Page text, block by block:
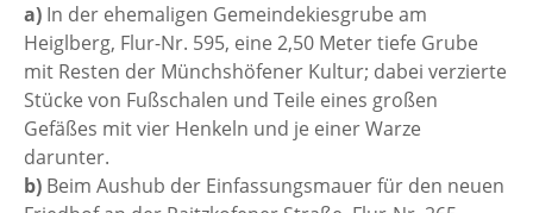
a) In der ehemaligen Gemeindekiesgrube am
Heiglberg, Flur-Nr. 595, eine 2,50 Meter tiefe Grube
mit Resten der Münchshöfener Kultur; dabei verzierte
Stücke von Fußschalen und Teile eines großen
Gefäßes mit vier Henkeln und je einer Warze
darunter.
b) Beim Aushub der Einfassungsmauer für den neuen